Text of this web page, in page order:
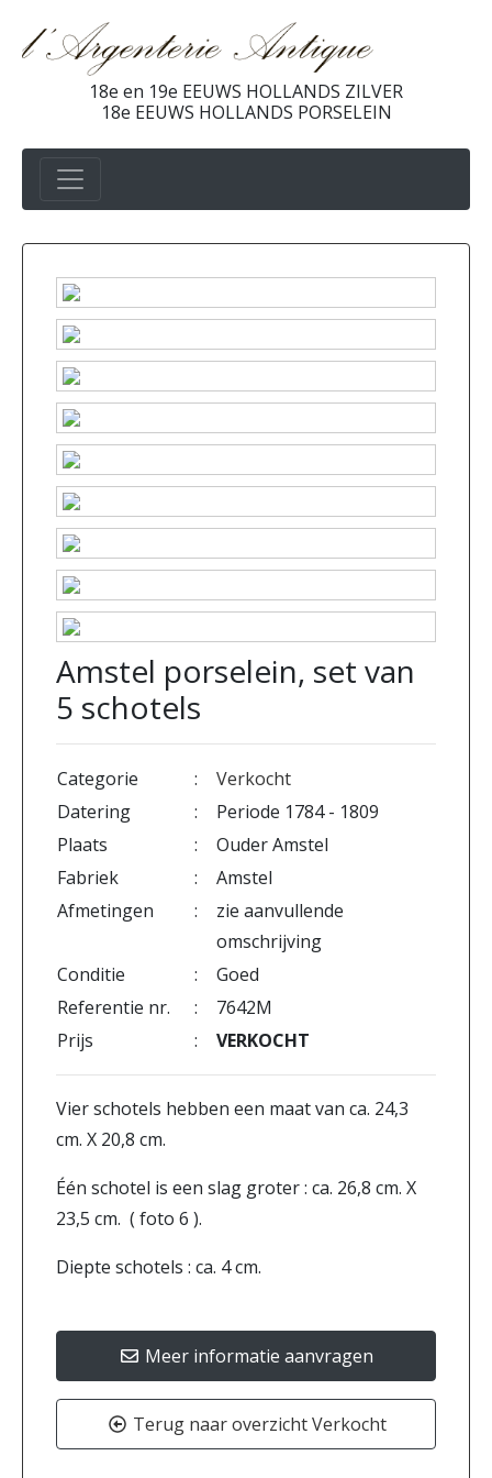
18e en 19e EEUWS HOLLANDS ZILVER
18e EEUWS HOLLANDS PORSELEIN
Amstel porselein, set van
5 schotels
Categorie :
Verkocht
Datering
:
Periode 1784 - 1809
Plaats
:
Ouder Amstel
Fabriek
:
Amstel
Afmetingen
:
zie aanvullende
omschrijving
Conditie
:
Goed
Referentie nr.
:
7642M
Prijs
: VERKOCHT
Vier schotels hebben een maat van ca. 24,3
cm. X 20,8 cm.
Één schotel is een slag groter : ca. 26,8 cm. X
23,5 cm. ( foto 6 ).
Diepte schotels : ca. 4 cm.
Meer informatie aanvragen
Terug naar overzicht Verkocht